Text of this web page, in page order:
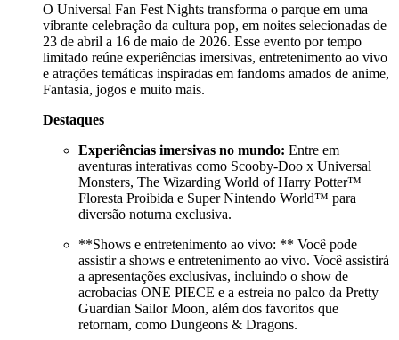
O Universal Fan Fest Nights transforma o parque em uma
vibrante celebração da cultura pop, em noites selecionadas de
23 de abril a 16 de maio de 2026. Esse evento por tempo
limitado reúne experiências imersivas, entretenimento ao vivo
e atrações temáticas inspiradas em fandoms amados de anime,
Fantasia, jogos e muito mais.
Destaques
Experiências imersivas no mundo: Entre em
aventuras interativas como Scooby-Doo x Universal
Monsters, The Wizarding World of Harry Potter™
Floresta Proibida e Super Nintendo World™ para
diversão noturna exclusiva.
**Shows e entretenimento ao vivo: ** Você pode
assistir a shows e entretenimento ao vivo. Você assistirá
a apresentações exclusivas, incluindo o show de
acrobacias ONE PIECE e a estreia no palco da Pretty
Guardian Sailor Moon, além dos favoritos que
retornam, como Dungeons & Dragons.